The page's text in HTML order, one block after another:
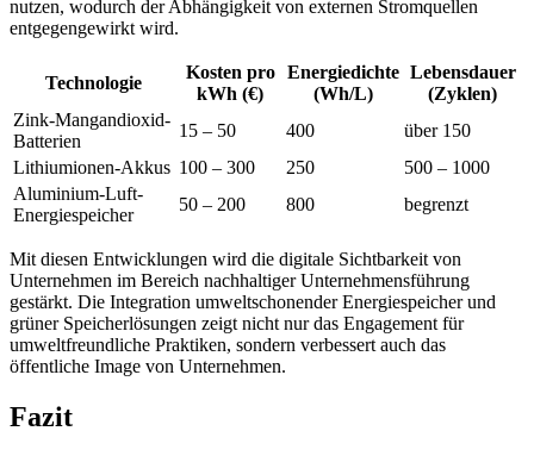
nutzen, wodurch der Abhängigkeit von externen Stromquellen
entgegengewirkt wird.
Technologie
Kosten pro
kWh (€)
Energiedichte
(Wh/L)
Lebensdauer
(Zyklen)
Zink-Mangandioxid-
Batterien
15 – 50 400
über 150
Lithiumionen-Akkus 100 – 300 250
500 – 1000
Aluminium-Luft-
Energiespeicher
50 – 200 800 begrenzt
Mit diesen Entwicklungen wird die digitale Sichtbarkeit von
Unternehmen im Bereich nachhaltiger Unternehmensführung
gestärkt. Die Integration umweltschonender Energiespeicher und
grüner Speicherlösungen zeigt nicht nur das Engagement für
umweltfreundliche Praktiken, sondern verbessert auch das
öffentliche Image von Unternehmen.
Fazit